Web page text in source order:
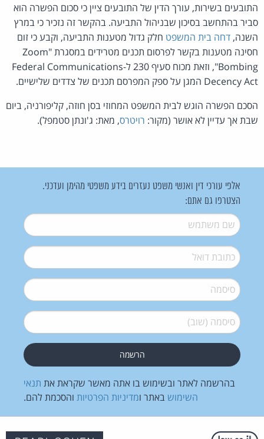
התובעים בשירות, עורך הדין של התובעים ציין כי סכום הפשרה הוא
סביר בהתחשב בסיכון שבניהול התביעה. בהקשר זה נזכיר כי במרץ
השנה, דחה בית המשפט חלק גדול מטענות התביעה, וקבע כי זום
חסינה מטענות בקשר לפרסום תכנים מטרידים במסגרת "Zoom
Bombing", וזאת מכוח סעיף 230 ל-Federal Communications
Decency Act המגן על ספק המפרסם תכנים של צדדים שלישיים.
הסכם הפשרה הוגש לבית המשפט המחוזי בסן חוזה, קליפורניה, ביום
שבת אך עדיין לא אושר (מקור: רויטרס, מאת: ג'ונתן סטמפל).
אלפי עורכי דין ואנשי משפט נעזרים בידע משפטי מהימן ועדכני.
הצטרפו גם אתם:
שם משתמש*
דואל*
סיסמה*
סיסמה (שוב)*
בהרשמה לאתר ובשימוש בו אתה מאשר שקראת את תנאי
השימוש באתר ומדיניות הפרטיות והסכמת להם.